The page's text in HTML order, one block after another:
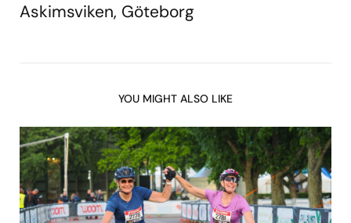
Askimsviken, Göteborg
YOU MIGHT ALSO LIKE